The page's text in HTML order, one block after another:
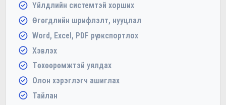
Үйлдлийн системтэй хорших
Өгөгдлийн шрифлэлт, нууцлал
Word, Excel, PDF рүү экспортлох
Хэвлэх
Төхөөрөмжтэй уялдах
Олон хэрэглэгч ашиглах
Тайлан